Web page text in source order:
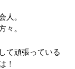
人。
々。
て頑張っている
！